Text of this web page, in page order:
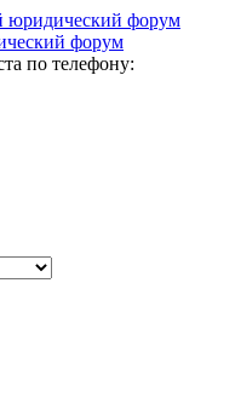
форум
по телефону: